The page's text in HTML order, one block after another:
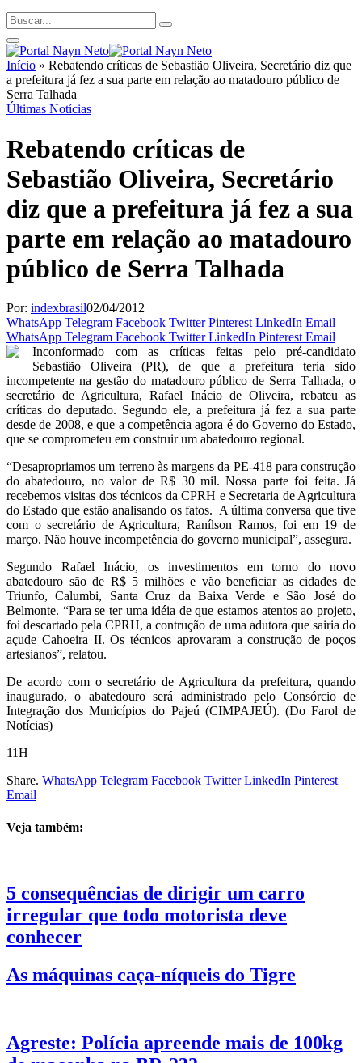
Início » Rebatendo críticas de Sebastião Oliveira, Secretário diz que
a prefeitura já fez a sua parte em relação ao matadouro público de
Serra Talhada
Últimas Notícias
Rebatendo críticas de
Sebastião Oliveira, Secretário
diz que a prefeitura já fez a sua
parte em relação ao matadouro
público de Serra Talhada
Por: indexbrasil02/04/2012
WhatsApp Telegram Facebook Twitter Pinterest LinkedIn Email
WhatsApp Telegram Facebook Twitter LinkedIn Pinterest Email
Inconformado com as críticas feitas pelo pré-candidato
Sebastião Oliveira (PR), de que a prefeitura teria sido
incompetente na gestão do matadouro público de Serra Talhada, o
secretário de Agricultura, Rafael Inácio de Oliveira, rebateu as
críticas do deputado. Segundo ele, a prefeitura já fez a sua parte
desde de 2008, e que a competência agora é do Governo do Estado,
que se comprometeu em construir um abatedouro regional.
“Desapropriamos um terreno às margens da PE-418 para construção
do abatedouro, no valor de R$ 30 mil. Nossa parte foi feita. Já
recebemos visitas dos técnicos da CPRH e Secretaria de Agricultura
do Estado que estão analisando os fatos. A última conversa que tive
com o secretário de Agricultura, Ranílson Ramos, foi em 19 de
março. Não houve incompetência do governo municipal”, assegura.
Segundo Rafael Inácio, os investimentos em torno do novo
abatedouro são de R$ 5 milhões e vão beneficiar as cidades de
Triunfo, Calumbi, Santa Cruz da Baixa Verde e São José do
Belmonte. “Para se ter uma idéia de que estamos atentos ao projeto,
foi descartado pela CPRH, a contrução de uma adutora que sairia do
açude Cahoeira II. Os técnicos aprovaram a construção de poços
artesianos”, relatou.
De acordo com o secretário de Agricultura da prefeitura, quando
inaugurado, o abatedouro será administrado pelo Consórcio de
Integração dos Municípios do Pajeú (CIMPAJEÚ). (Do Farol de
Notícias)
11H
Share. WhatsApp Telegram Facebook Twitter LinkedIn Pinterest
Email
Veja também:
5 consequências de dirigir um carro
irregular que todo motorista deve
conhecer
As máquinas caça-níqueis do Tigre
Agreste: Polícia apreende mais de 100kg